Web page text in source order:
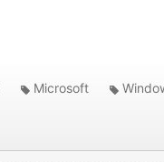
Microsoft